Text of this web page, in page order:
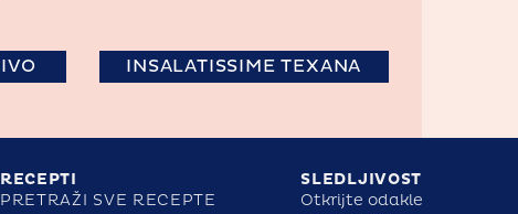
INSALATISSIME TEXANA
RECEPTI
PRETRAŽI SVE RECEPTE
SLEDLJIVOST
Otkrijte odakle